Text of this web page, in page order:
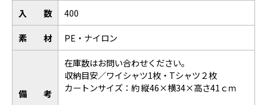
入数
400
素材
PE・ナイロン
備考
在庫数はお問い合わせください。
収納目安／ワイシャツ1枚・Tシャツ２枚
カートンサイズ：約 縦46×横34×高さ41ｃｍ